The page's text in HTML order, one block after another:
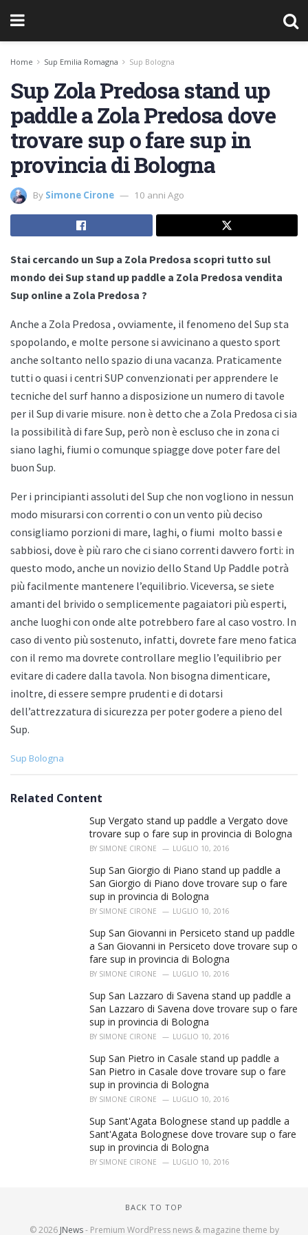
Home Sup Emilia Romagna Sup Bologna
Sup Zola Predosa stand up
paddle a Zola Predosa dove
trovare sup o fare sup in
provincia di Bologna
By Simone Cirone 10 anni Ago
Stai cercando un Sup a Zola Predosa scopri tutto sul
mondo dei Sup stand up paddle a Zola Predosa vendita
Sup online a Zola Predosa ?
Anche a Zola Predosa , ovviamente, il fenomeno del Sup sta
spopolando, e molte persone si avvicinano a questo sport
anche soltanto nello spazio di una vacanza. Praticamente
tutti o quasi i centri SUP convenzionati per apprendere le
tecniche del surf hanno a disposizione un numero di tavole
per il Sup di varie misure. non è detto che a Zola Predosa ci sia
la possibilità di fare Sup, però non è escluso che in zona ci
siano laghi, fiumi o comunque spiagge dove poter fare del
buon Sup.
Per i principianti assoluti del Sup che non vogliono in nessun
modo misurarsi con correnti o con un vento più deciso
consigliamo porzioni di mare, laghi, o fiumi molto bassi e
sabbiosi, dove è più raro che ci siano correnti davvero forti: in
questo modo, anche un novizio dello Stand Up Paddle potrà
più facilmente mantenere l’equilibrio. Viceversa, se siete
amanti del brivido o semplicemente pagaiatori più esperti,
anche luoghi con onde alte potrebbero fare al caso vostro. In
caso di vento più sostenuto, infatti, dovrete fare meno fatica
con il remo ma dovrete controllare meglio l’equilibrio per
evitare di cadere dalla tavola. Non bisogna dimenticare,
inoltre, di essere sempre prudenti e di dotarsi
dell’attrezzatura di sicurezza per poter godere a pieno del
Sup.
C
e
Sup Bologna
Related Content
Sup Vergato stand up paddle a Vergato dove
trovare sup o fare sup in provincia di Bologna
BY SIMONE CIRONE LUGLIO 10, 2016
Sup San Giorgio di Piano stand up paddle a
San Giorgio di Piano dove trovare sup o fare
sup in provincia di Bologna
BY SIMONE CIRONE LUGLIO 10, 2016
Sup San Giovanni in Persiceto stand up paddle
a San Giovanni in Persiceto dove trovare sup o
fare sup in provincia di Bologna
BY SIMONE CIRONE LUGLIO 10, 2016
Sup San Lazzaro di Savena stand up paddle a
San Lazzaro di Savena dove trovare sup o fare
sup in provincia di Bologna
BY SIMONE CIRONE LUGLIO 10, 2016
Sup San Pietro in Casale stand up paddle a
San Pietro in Casale dove trovare sup o fare
sup in provincia di Bologna
BY SIMONE CIRONE LUGLIO 10, 2016
Sup Sant'Agata Bolognese stand up paddle a
Sant'Agata Bolognese dove trovare sup o fare
sup in provincia di Bologna
BY SIMONE CIRONE LUGLIO 10, 2016
BACK TO TOP
© 2026 JNews- Premium WordPress news & magazine theme by